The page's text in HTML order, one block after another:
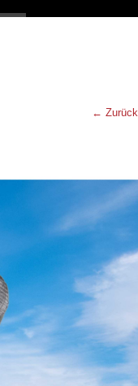
← Zurück